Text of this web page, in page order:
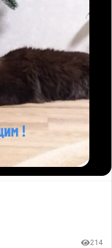
214